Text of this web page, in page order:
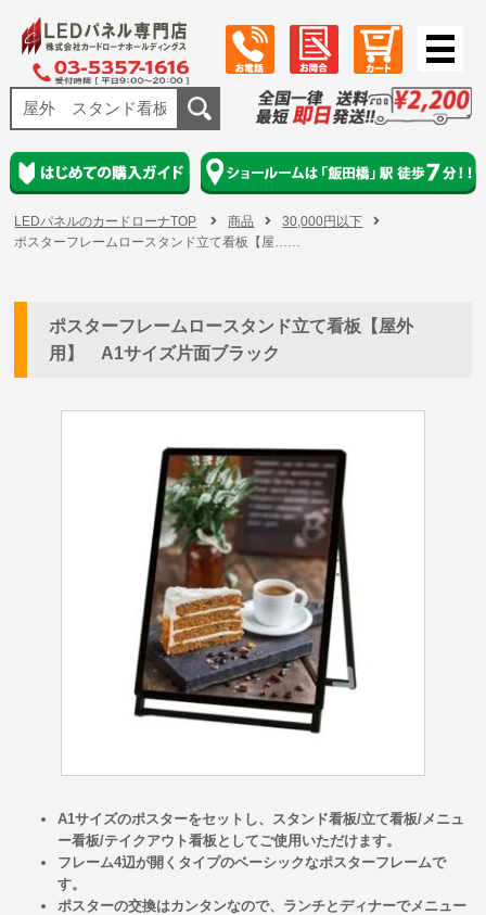
LEDパネルのカードローナTOP 商品
30,000円以下
ポスターフレームロースタンド立て看板【屋……
ポスターフレームロースタンド立て看板【屋外
用】 A1サイズ片面ブラック
A1サイズのポスターをセットし、スタンド看板/立て看板/メニュ
ー看板/テイクアウト看板としてご使用いただけます。
フレーム4辺が開くタイプのベーシックなポスターフレームで
す。
ポスターの交換はカンタンなので、ランチとディナーでメニュー